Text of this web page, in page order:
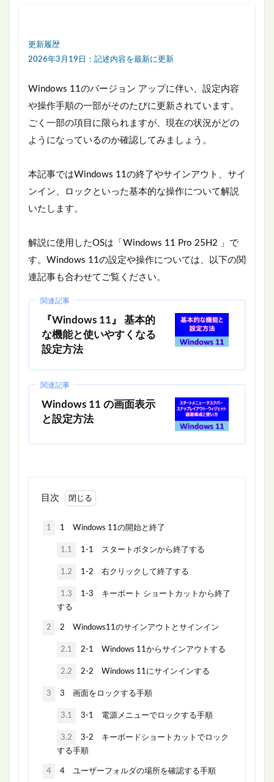
更新履歴
2026年3月19日：記述内容を最新に更新
Windows 11のバージョン アップに伴い、設定内容
や操作手順の一部がそのたびに更新されています。
ごく一部の項目に限られますが、現在の状況がどの
ようになっているのか確認してみましょう。
本記事ではWindows 11の終了やサインアウト、サイ
ンイン、ロックといった基本的な操作について解説
いたします。
解説に使用したOSは「Windows 11 Pro 25H2 」で
す。Windows 11の設定や操作については、以下の関
連記事も合わせてご覧ください。
関連記事
『Windows 11』 基本的
な機能と使いやすくなる
設定方法
関連記事
Windows 11 の画面表示
と設定方法
目次
1 1 Windows 11の開始と終了
1.1 1-1 スタートボタンから終了する
1.2 1-2 右クリックして終了する
1.3
1-3 キーボート ショートカットから終了
する
2 2 Windows11のサインアウトとサインイン
2.1 2-1 Windows 11からサインアウトする
2.2 2-2 Windows 11にサインインする
3 3 画面をロックする手順
3.1 3-1 電源メニューでロックする手順
3.2
3-2 キーボードショートカットでロック
する手順
4 4 ユーザーフォルダの場所を確認する手順